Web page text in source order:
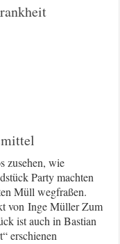
zusehen, wie
Party machten
Müll wegfraßen.
von Inge Müller Zum
ist auch in Bastian
erschienen